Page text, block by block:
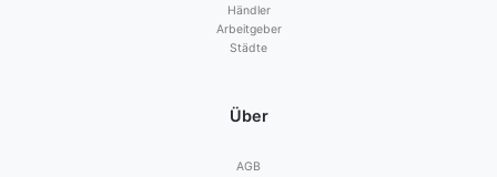
Händler
Arbeitgeber
Städte
Über
AGB